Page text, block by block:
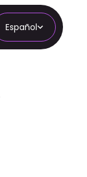
Español